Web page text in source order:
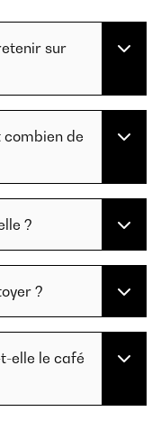
sur
de
?
?
elle le café